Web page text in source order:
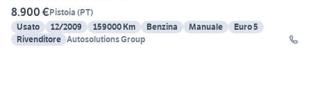
8.900 €Pistoia (PT)
Usato
12/2009 159000 Km Benzina Manuale
Euro 5
Rivenditore Autosolutions Group